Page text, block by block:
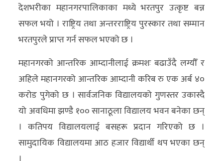
देशभरीका महानगरपालिकाका मध्ये भरतपुर उत्कृष्ट बन्न
सफल भयो । राष्ट्रिय तथा अन्तरराष्ट्रिय पुरस्कार तथा सम्मान
भरतपुरले प्राप्त गर्न सफल भएको छ ।
महानगरको आन्तरिक आम्दानीलाई क्रमशः बढाउँदै लग्यौँ र
अहिले महानगरको आन्तरिक आम्दानी करिब रु एक अर्ब ४०
करोड पुगेको छ । सार्वजनिक विद्यालयको गुणस्तर उकास्दै
यो अवधिमा झण्डै १०० सानाठूला विद्यालय भवन बनेका छन्
। कतिपय विद्यालयलाई बसहरू प्रदान गरिएको छ ।
सामुदायिक विद्यालयमा आठ हजार विद्यार्थी थप भएका छन्